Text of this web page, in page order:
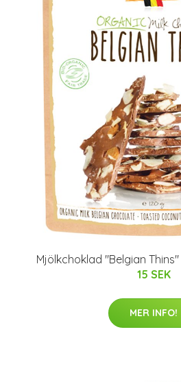
Mjölkchoklad "Belgian
15 SEK
MER INFO!